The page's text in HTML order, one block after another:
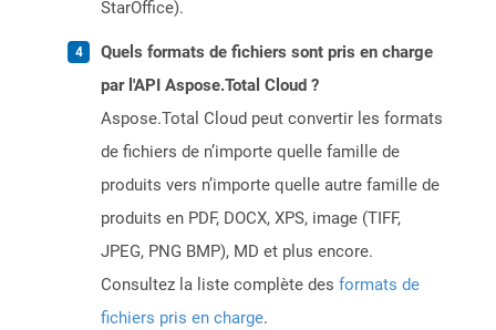
StarOffice).
Quels formats de fichiers sont pris en charge
par l'API Aspose.Total Cloud ?
Aspose.Total Cloud peut convertir les formats
de fichiers de n’importe quelle famille de
produits vers n’importe quelle autre famille de
produits en PDF, DOCX, XPS, image (TIFF,
JPEG, PNG BMP), MD et plus encore.
Consultez la liste complète des formats de
fichiers pris en charge.